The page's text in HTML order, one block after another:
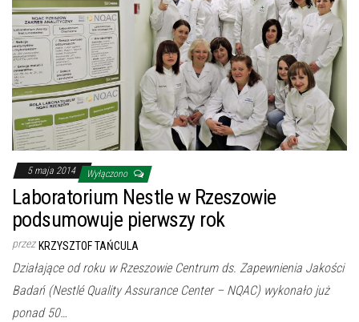
5 maja 2014 Wyłączono
Laboratorium Nestle w Rzeszowie
podsumowuje pierwszy rok
przez KRZYSZTOF TAŃCULA
Działające od roku w Rzeszowie Centrum ds. Zapewnienia Jakości
Badań (Nestlé Quality Assurance Center – NQAC) wykonało już
ponad 50…